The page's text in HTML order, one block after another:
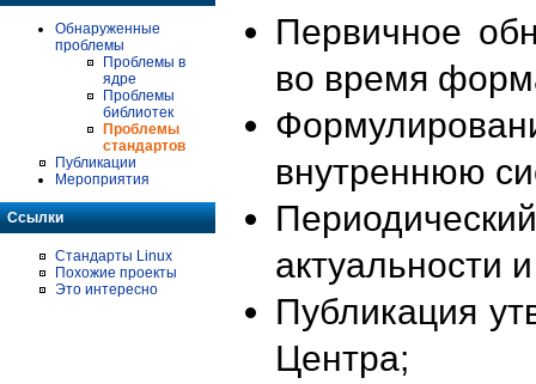
Обнаруженные
проблемы
Проблемы в
ядре
Проблемы
библиотек
Проблемы
стандартов
Публикации
Мероприятия
Ссылки
Стандарты Linux
Похожие проекты
Это интересно
Первичное
во время
внутреннюю
актуальности
Публикация
Центра;